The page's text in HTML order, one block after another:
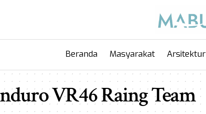
Beranda Masyarakat Arsitektur
VR46 Raing Team